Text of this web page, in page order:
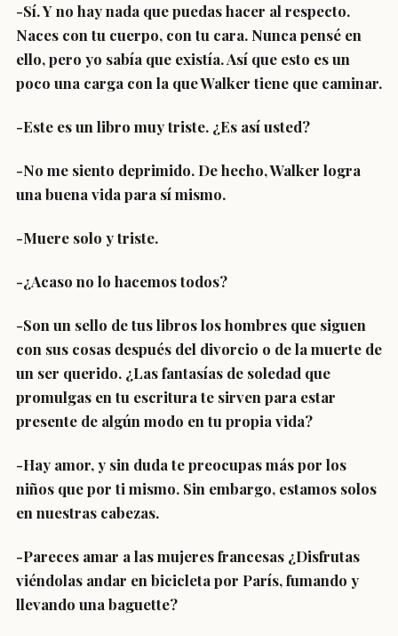
-Sí. Y no hay nada que puedas hacer al respecto.
Naces con tu cuerpo, con tu cara. Nunca pensé en
ello, pero yo sabía que existía. Así que esto es un
poco una carga con la que Walker tiene que caminar.
-Este es un libro muy triste. ¿Es así usted?
-No me siento deprimido. De hecho, Walker logra
una buena vida para sí mismo.
-Muere solo y triste.
-¿Acaso no lo hacemos todos?
-Son un sello de tus libros los hombres que siguen
con sus cosas después del divorcio o de la muerte de
un ser querido. ¿Las fantasías de soledad que
promulgas en tu escritura te sirven para estar
presente de algún modo en tu propia vida?
-Hay amor, y sin duda te preocupas más por los
niños que por ti mismo. Sin embargo, estamos solos
en nuestras cabezas.
-Pareces amar a las mujeres francesas ¿Disfrutas
viéndolas andar en bicicleta por París, fumando y
llevando una baguette?